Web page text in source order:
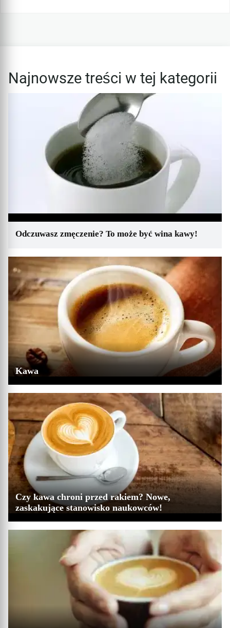
Najnowsze treści w tej kategorii
Odczuwasz zmęczenie? To może być wina kawy!
Kawa
Czy kawa chroni przed rakiem? Nowe,
zaskakujące stanowisko naukowców!